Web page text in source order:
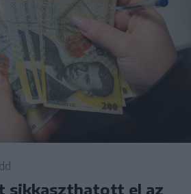
sikkaszthatott el az